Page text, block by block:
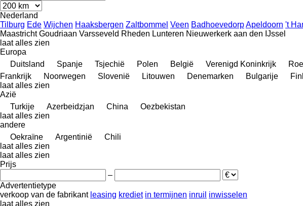
Nederland
Tilburg Ede Wijchen Haaksbergen Zaltbommel Veen BadhoevedorpApeldoorn 't
Maastricht Goudriaan Varsseveld Rheden Lunteren Nieuwerkerk aan den IJssel
laat alles zien
Europa
Duitsland
Spanje Tsjechië Polen België Verenigd Koninkrijk
Frankrijk
Noorwegen Slovenië Litouwen Denemarken Bulgarije
laat alles zien
Azië
Turkije
Azerbeidzjan China
Oezbekistan
laat alles zien
andere
Oekraïne
Argentinië
Chili
laat alles zien
laat alles zien
Prijs
–
Advertentietype
verkoop van de fabrikant leasing krediet in termijnen inruil inwisselen
laat alles zien